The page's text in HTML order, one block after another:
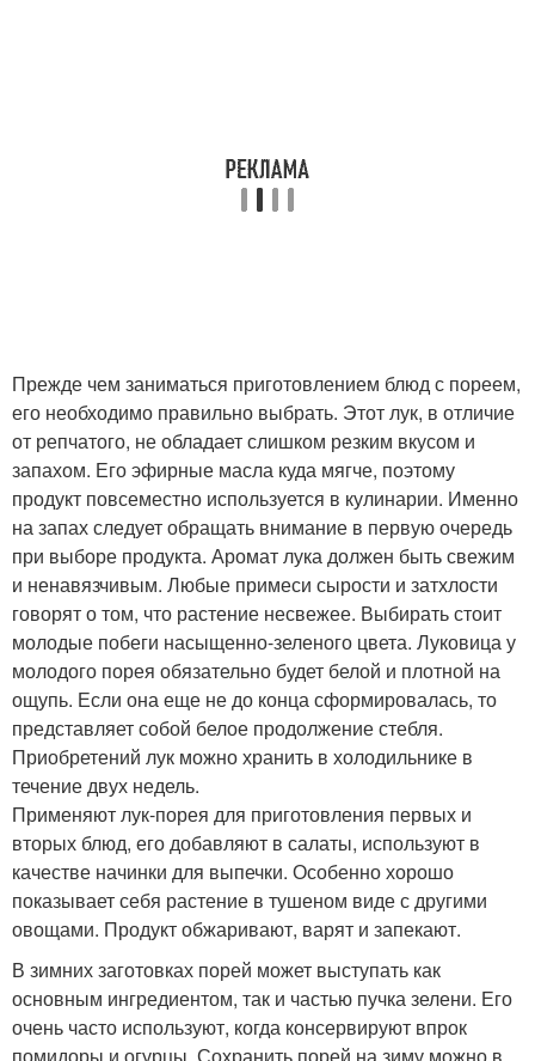
Прежде чем заниматься приготовлением блюд с пореем,
его необходимо правильно выбрать. Этот лук, в отличие
от репчатого, не обладает слишком резким вкусом и
запахом. Его эфирные масла куда мягче, поэтому
продукт повсеместно используется в кулинарии. Именно
на запах следует обращать внимание в первую очередь
при выборе продукта. Аромат лука должен быть свежим
и ненавязчивым. Любые примеси сырости и затхлости
говорят о том, что растение несвежее. Выбирать стоит
молодые побеги насыщенно-зеленого цвета. Луковица у
молодого порея обязательно будет белой и плотной на
ощупь. Если она еще не до конца сформировалась, то
представляет собой белое продолжение стебля.
Приобретений лук можно хранить в холодильнике в
течение двух недель.
Применяют лук-порея для приготовления первых и
вторых блюд, его добавляют в салаты, используют в
качестве начинки для выпечки. Особенно хорошо
показывает себя растение в тушеном виде с другими
овощами. Продукт обжаривают, варят и запекают.
В зимних заготовках порей может выступать как
основным ингредиентом, так и частью пучка зелени. Его
очень часто используют, когда консервируют впрок